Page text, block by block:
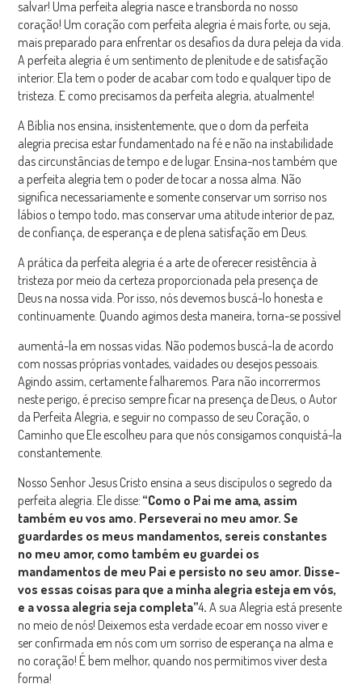
salvar! Uma perfeita alegria nasce e transborda no nosso
coração! Um coração com perfeita alegria é mais forte, ou seja,
mais preparado para enfrentar os desafios da dura peleja da vida.
A perfeita alegria é um sentimento de plenitude e de satisfação
interior. Ela tem o poder de acabar com todo e qualquer tipo de
tristeza. E como precisamos da perfeita alegria, atualmente!
A Bíblia nos ensina, insistentemente, que o dom da perfeita
alegria precisa estar fundamentado na fé e não na instabilidade
das circunstâncias de tempo e de lugar. Ensina-nos também que
a perfeita alegria tem o poder de tocar a nossa alma. Não
significa necessariamente e somente conservar um sorriso nos
lábios o tempo todo, mas conservar uma atitude interior de paz,
de confiança, de esperança e de plena satisfação em Deus.
A prática da perfeita alegria é a arte de oferecer resistência à
tristeza por meio da certeza proporcionada pela presença de
Deus na nossa vida. Por isso, nós devemos buscá-lo honesta e
continuamente. Quando agimos desta maneira, torna-se possível
aumentá-la em nossas vidas. Não podemos buscá-la de acordo
com nossas próprias vontades, vaidades ou desejos pessoais.
Agindo assim, certamente falharemos. Para não incorrermos
neste perigo, é preciso sempre ficar na presença de Deus, o Autor
da Perfeita Alegria, e seguir no compasso de seu Coração, o
Caminho que Ele escolheu para que nós consigamos conquistá-la
constantemente.
Nosso Senhor Jesus Cristo ensina a seus discípulos o segredo da
perfeita alegria. Ele disse:“Como o Pai me ama, assim
também eu vos amo. Perseverai no meu amor. Se
guardardes os meus mandamentos, sereis constantes
no meu amor, como também eu guardei os
mandamentos de meu Pai e persisto no seu amor. Disse-
vos essas coisas para que a minha alegria esteja em vós,
e a vossa alegria seja completa”4.A sua Alegria está presente
no meio de nós! Deixemos esta verdade ecoar em nosso viver e
ser confirmada em nós com um sorriso de esperança na alma e
no coração! É bem melhor, quando nos permitimos viver desta
forma!